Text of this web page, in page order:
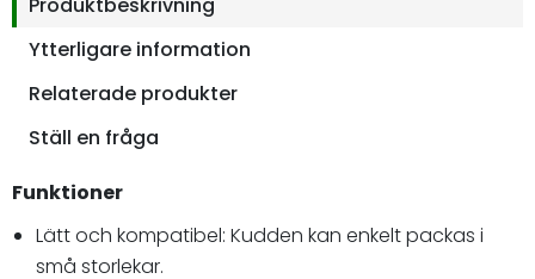
Ytterligare information
Relaterade produkter
Ställ en fråga
Funktioner
Lätt och kompatibel: Kudden kan enkelt packas i
små storlekar.